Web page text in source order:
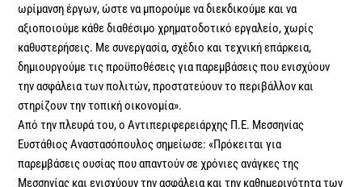
ωρίμανση έργων, ώστε να μπορούμε να διεκδικούμε και να
αξιοποιούμε κάθε διαθέσιμο χρηματοδοτικό εργαλείο, χωρίς
καθυστερήσεις. Με συνεργασία, σχέδιο και τεχνική επάρκεια,
δημιουργούμε τις προϋποθέσεις για παρεμβάσεις που ενισχύουν
την ασφάλεια των πολιτών, προστατεύουν το περιβάλλον και
στηρίζουν την τοπική οικονομία».
Από την πλευρά του, ο Αντιπεριφερειάρχης Π.Ε. Μεσσηνίας
Ευστάθιος Αναστασόπουλος σημείωσε: «Πρόκειται για
παρεμβάσεις ουσίας που απαντούν σε χρόνιες ανάγκες της
Μεσσηνίας και ενισχύουν την ασφάλεια και την καθημερινότητα των